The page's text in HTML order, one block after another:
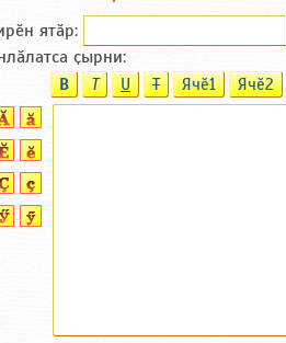
ятӑp:
ҫырни:
B T U T Ячӗ1 Ячӗ2